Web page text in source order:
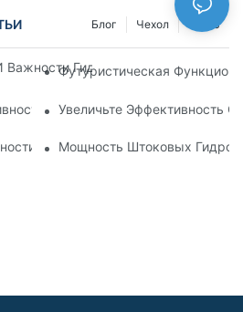
NEWS
Чехол
Блог
Гидравлических
Футуристическая
Электрический
Увеличьте Эффективность
Преимущества 4-
Мощность Штоковых